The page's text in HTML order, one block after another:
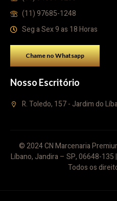
(11) 97685-1248
Seg a Sex 9 as 18 Horas
Chame no Whatsapp
Nosso Escritório
R. Toledo, 157 - Jardim do
© 2024 CN Marcenaria
Líbano, Jandira – SP, 06648-
Todos os